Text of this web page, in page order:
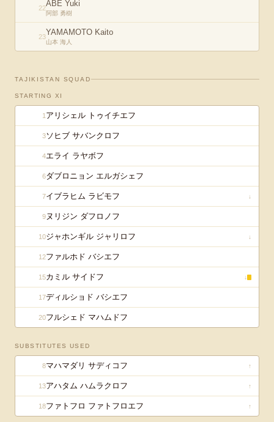
22ABE Yuki
阿部 勇樹
23YAMAMOTO Kaito
山本 海人
TAJIKISTAN SQUAD
STARTING XI
1 アリシェル トゥイチエフ
3ソヒブ サバンクロフ
4エライ ラヤボフ
6ダブロニョン エルガシェフ
7イブラヒム ラビモフ ↓
9ヌリジン ダフロノフ
10ジャホンギル ジャリロフ ↓
12ファルホド バシエフ
15カミル サイドフ ↓
17ディルショド バシエフ
20フルシェド マハムドフ
SUBSTITUTES USED
8マハマダリ サディコフ ↑
13アハタム ハムラクロフ ↑
18ファトフロ ファトフロエフ ↑